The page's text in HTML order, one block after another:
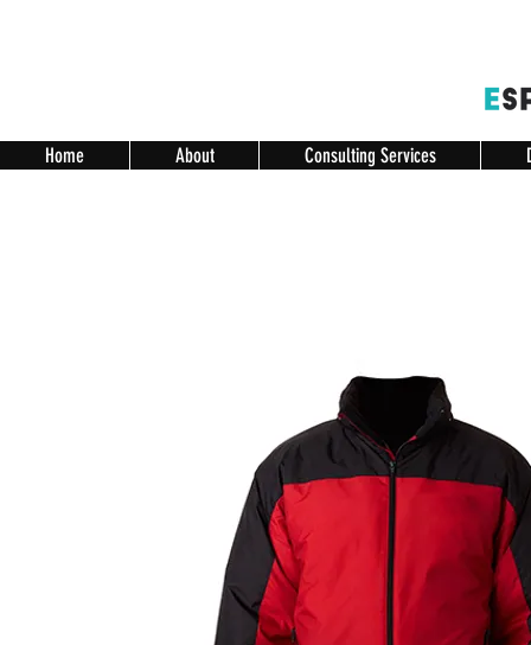
Home About Consulting Services